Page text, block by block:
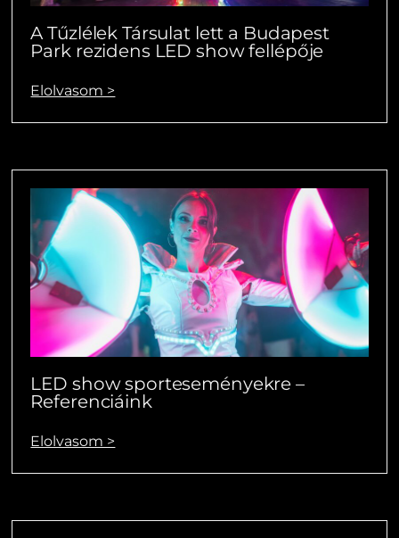
A Tűzlélek Társulat lett a Budapest
Park rezidens LED show fellépője
Elolvasom >
LED show sporteseményekre –
Referenciáink
Elolvasom >